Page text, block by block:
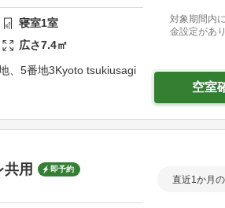
寝室1室
広さ7.4㎡
、5番地3Kyoto tsukiusagi
対象期間内
金設定があ
空室
用 即予約
直近1か月